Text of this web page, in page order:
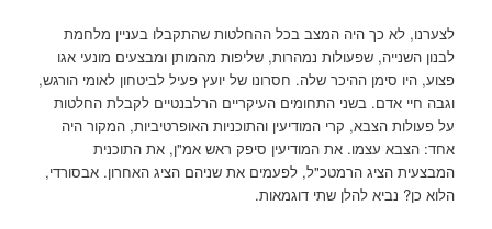
לצערנו, לא כך היה המצב בכל ההחלטות שהתקבלו בעניין מלחמת
לבנון השנייה, שפעולות נמהרות, שליפות מהמותן ומבצעים מונעי אגו
פצוע, היו סימן ההיכר שלה. חסרונו של יועץ פעיל לביטחון לאומי הורגש,
וגבה חיי אדם. בשני התחומים העיקריים הרלבנטיים לקבלת החלטות
על פעולות הצבא, קרי המודיעין והתוכניות האופרטיביות, המקור היה
אחד: הצבא עצמו. את המודיעין סיפק ראש אמ"ן, את התוכנית
המבצעית הציג הרמטכ"ל, לפעמים את שניהם הציג האחרון. אבסורדי,
הלוא כן? נביא להלן שתי דוגמאות.